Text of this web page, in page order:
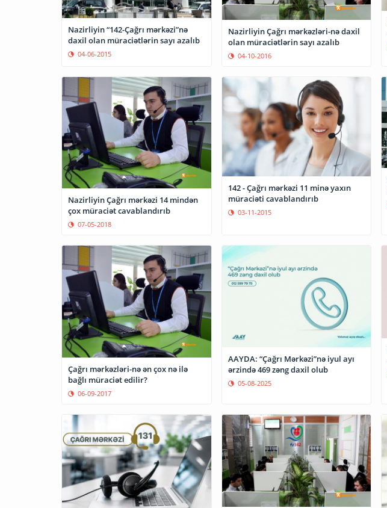
Nazirliyin “142-Çağrı mərkəzi”nə
daxil olan müraciətlərin sayı azalıb
04-06-2015
Nazirliyin Çağrı mərkəzləri-nə daxil
olan müraciətlərin sayı azalıb
04-10-2016
Nazirliyin Çağrı mərkəzi 14 mindən
çox müraciət cavablandırıb
07-05-2018
142 - Çağrı mərkəzi 11 minə yaxın
müraciəti cavablandırıb
03-11-2015
Çağrı mərkəzləri-nə ən çox nə ilə
bağlı müraciət edilir?
06-09-2017
AAYDA: “Çağrı Mərkəzi”nə iyul ayı
ərzində 469 zəng daxil olub
05-08-2025